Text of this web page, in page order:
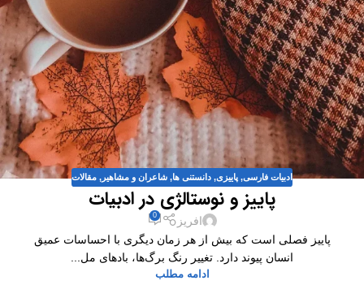
ادبیات فارسی, پاییزی, دانستنی ها, شاعران و مشاهیر , مقالات
پاییز و نوستالژی در ادبیات
افریز 0
پاییز فصلی است که بیش از هر زمان دیگری با احساسات عمیق
انسان پیوند دارد. تغییر رنگ برگ‌ها، بادهای مل...
ادامه مطلب